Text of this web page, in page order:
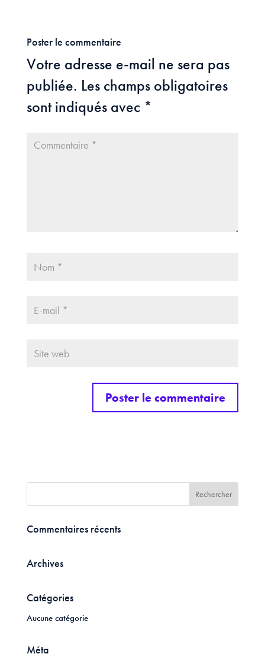
Poster le commentaire
Votre adresse e-mail ne sera pas
publiée. Les champs obligatoires
sont indiqués avec *
Commentaires récents
Archives
Catégories
Aucune catégorie
Méta